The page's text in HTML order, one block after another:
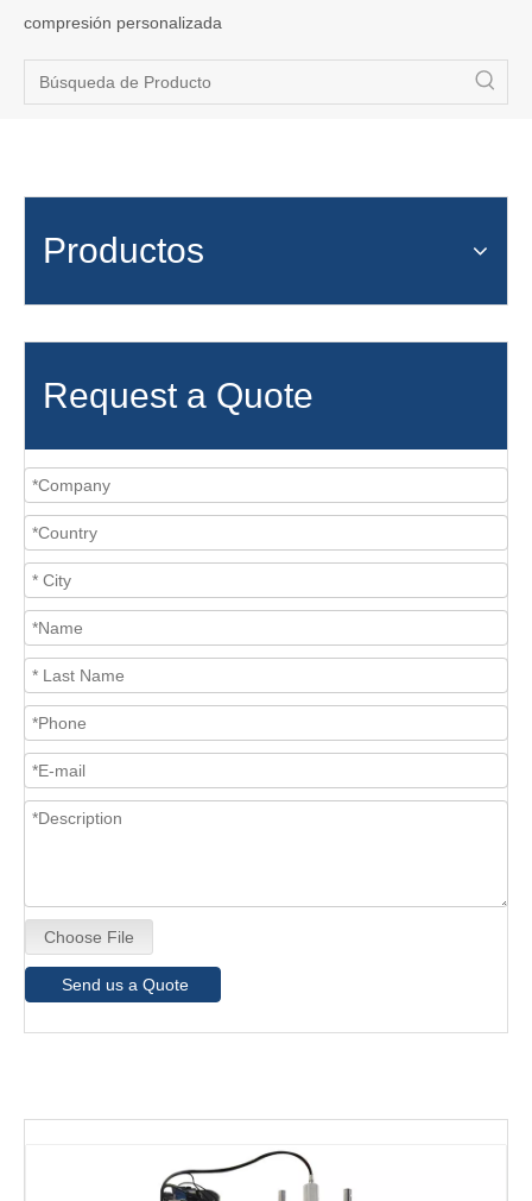
compresión personalizada
Productos
Request a Quote
Choose File
Send us a Quote